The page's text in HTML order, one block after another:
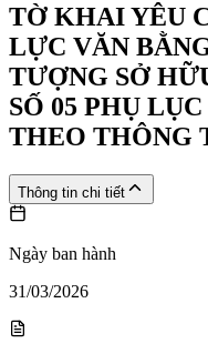
TỜ KHAI YÊU
LỰC VĂN
TƯỢNG SỞ
SỐ 05 PHỤ
THEO THÔNG
Thông tin chi tiết
Ngày ban hành
31/03/2026